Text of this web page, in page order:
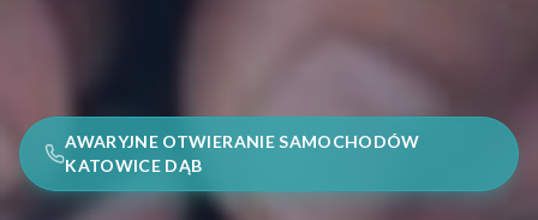
AWARYJNE OTWIERANIE SAMOCHODÓW
KATOWICE DĄB